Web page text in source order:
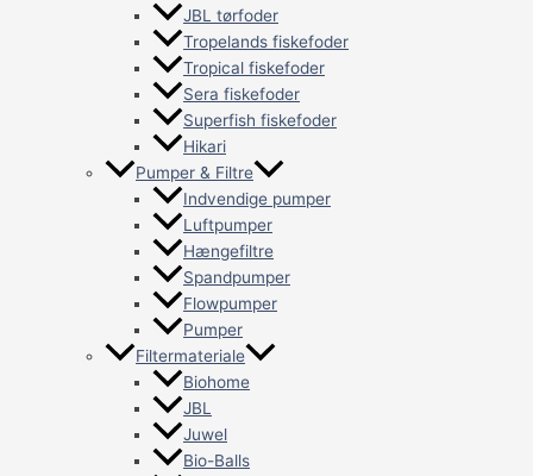
JBL tørfoder
Tropelands fiskefoder
Tropical fiskefoder
Sera fiskefoder
Superfish fiskefoder
Hikari
Pumper & Filtre
Indvendige pumper
Luftpumper
Hængefiltre
Spandpumper
Flowpumper
Pumper
Filtermateriale
Biohome
JBL
Juwel
Bio-Balls